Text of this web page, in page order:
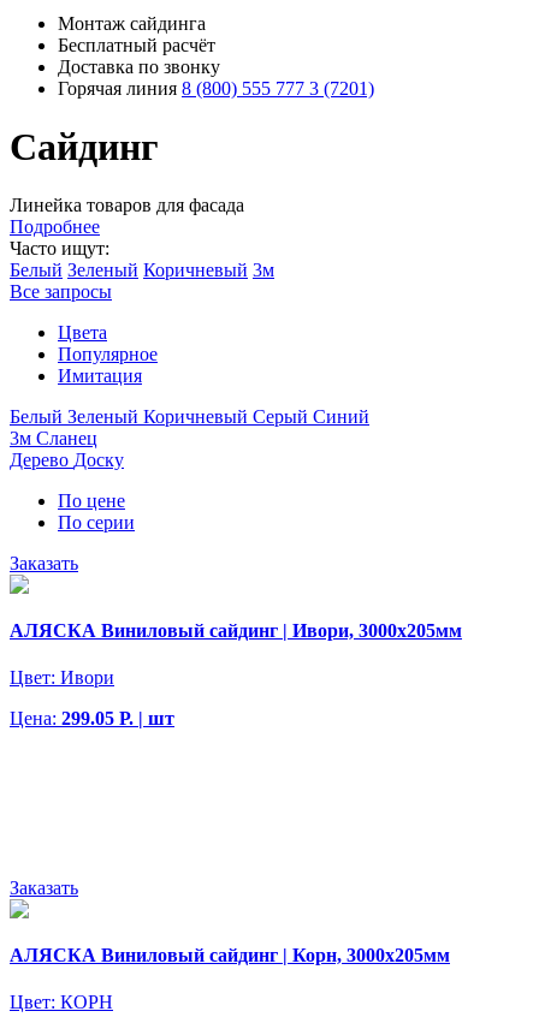
Монтаж сайдинга
Бесплатный расчёт
Доставка по звонку
Горячая линия 8 (800) 555 777 3 (7201)
Сайдинг
Линейка товаров для фасада
Подробнее
Часто ищут:
Белый Зеленый Коричневый 3м
Все запросы
Цвета
Популярное
Имитация
Белый Зеленый Коричневый Серый Синий
3м Сланец
Дерево Доску
По цене
По серии
Заказать
АЛЯСКА Виниловый сайдинг | Ивори, 3000х205мм
Цвет: Ивори
Цена: 299.05 Р. | шт
Заказать
АЛЯСКА Виниловый сайдинг | Корн, 3000х205мм
Цвет: КОРН